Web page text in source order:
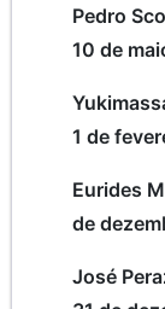
Pedro
10 de
1 de
Eurides
de
José